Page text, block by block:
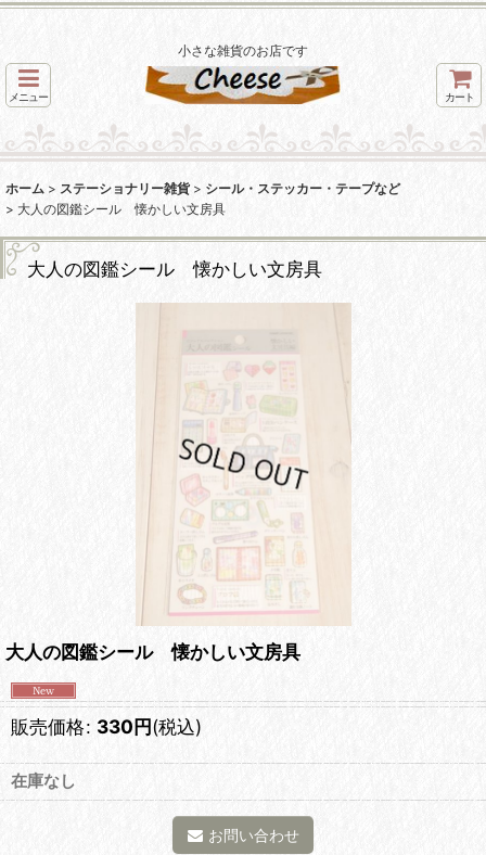
小さな雑貨のお店です
メニュー カート
ホーム > ステーショナリー雑貨 > シール・ステッカー・テープなど
> 大人の図鑑シール 懐かしい文房具
大人の図鑑シール 懐かしい文房具
大人の図鑑シール 懐かしい文房具
販売価格: 330円(税込)
在庫なし
お問い合わせ